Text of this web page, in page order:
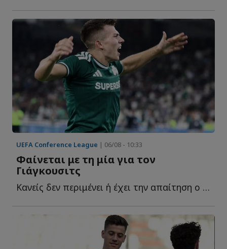
UEFA Conference League | 06/08 - 10:33
Φαίνεται με τη μία για τον
Γιάγκουσιτς
Κανείς δεν περιμένει ή έχει την απαίτηση ο Παναθηναϊκός ν...